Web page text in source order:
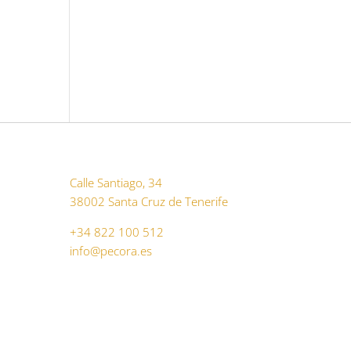
Calle Santiago, 34
38002 Santa Cruz de Tenerife
+34 822 100 512
info@pecora.es